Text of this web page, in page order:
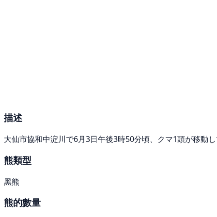
描述
大仙市協和中淀川で6月3日午後3時50分頃、クマ1頭が移動し
熊類型
黑熊
熊的數量